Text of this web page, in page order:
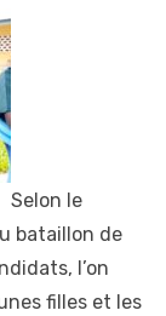
Selon le
bataillon de
l’on
filles et les